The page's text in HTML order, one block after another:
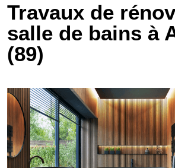
Travaux de
salle de bains à
(89)